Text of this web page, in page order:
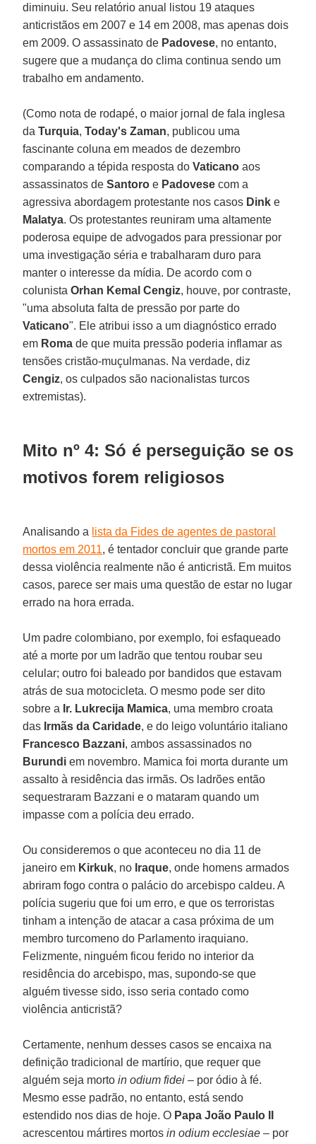
diminuiu. Seu relatório anual listou 19 ataques
anticristãos em 2007 e 14 em 2008, mas apenas dois
em 2009. O assassinato de Padovese, no entanto,
sugere que a mudança do clima continua sendo um
trabalho em andamento.
(Como nota de rodapé, o maior jornal de fala inglesa
daTurquia,Today's Zaman, publicou uma
fascinante coluna em meados de dezembro
comparando a tépida resposta doVaticanoaos
assassinatos deSantoroe Padovesecom a
agressiva abordagem protestante nos casos Dinke
Malatya. Os protestantes reuniram uma altamente
poderosa equipe de advogados para pressionar por
uma investigação séria e trabalharam duro para
manter o interesse da mídia. De acordo com o
colunistaOrhan Kemal Cengiz, houve, por contraste,
"uma absoluta falta de pressão por parte do
Vaticano". Ele atribui isso a um diagnóstico errado
em Romade que muita pressão poderia inflamar as
tensões cristão-muçulmanas. Na verdade, diz
Cengiz, os culpados são nacionalistas turcos
extremistas).
Mito nº 4: Só é perseguição se os
motivos forem religiosos
Analisando a lista da Fides de agentes de pastoral
mortos em 2011, é tentador concluir que grande parte
dessa violência realmente não é anticristã. Em muitos
casos, parece ser mais uma questão de estar no lugar
errado na hora errada.
Um padre colombiano, por exemplo, foi esfaqueado
até a morte por um ladrão que tentou roubar seu
celular; outro foi baleado por bandidos que estavam
atrás de sua motocicleta. O mesmo pode ser dito
sobre a Ir. Lukrecija Mamica, uma membro croata
das Irmãs da Caridade, e do leigo voluntário italiano
Francesco Bazzani, ambos assassinados no
Burundiem novembro. Mamica foi morta durante um
assalto à residência das irmãs. Os ladrões então
sequestraram Bazzani e o mataram quando um
impasse com a polícia deu errado.
Ou consideremos o que aconteceu no dia 11 de
janeiro em Kirkuk, no Iraque, onde homens armados
abriram fogo contra o palácio do arcebispo caldeu. A
polícia sugeriu que foi um erro, e que os terroristas
tinham a intenção de atacar a casa próxima de um
membro turcomeno do Parlamento iraquiano.
Felizmente, ninguém ficou ferido no interior da
residência do arcebispo, mas, supondo-se que
alguém tivesse sido, isso seria contado como
violência anticristã?
Certamente, nenhum desses casos se encaixa na
definição tradicional de martírio, que requer que
alguém seja mortoin odium fidei– por ódio à fé.
Mesmo esse padrão, no entanto, está sendo
estendido nos dias de hoje. O Papa João Paulo II
acrescentou mártires mortosin odium ecclesiae – por